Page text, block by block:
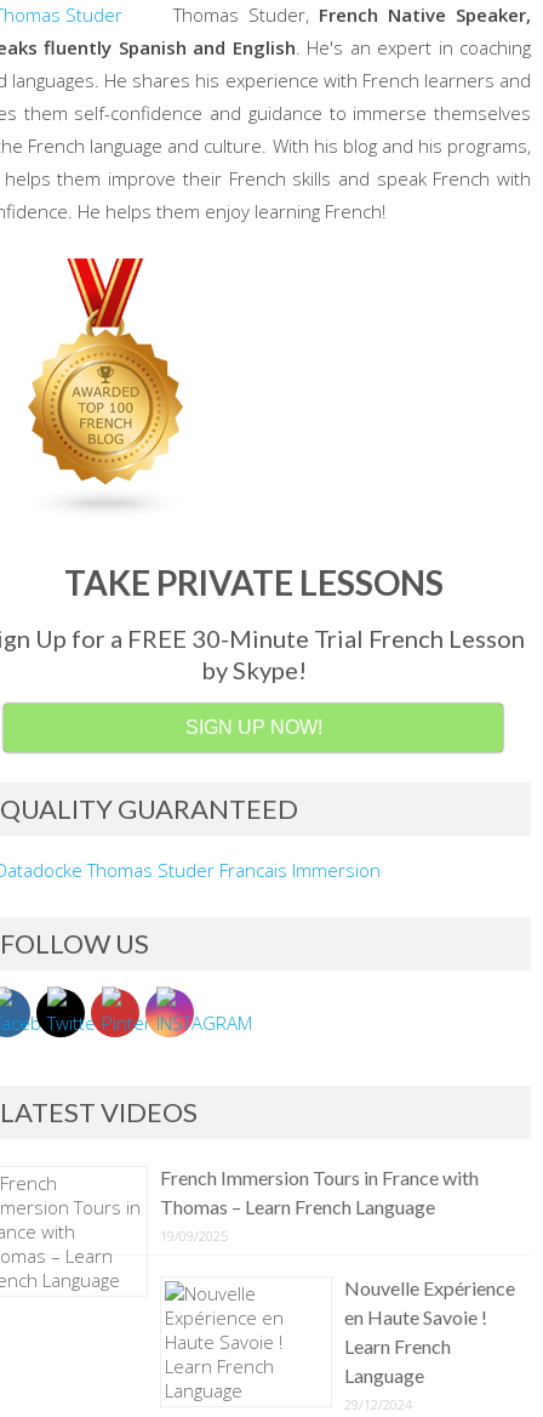
Thomas Studer, French Native Speaker,
fluently Spanish and English . He's an expert in coaching
languages. He shares his experience with French learners and
them self-confidence and guidance to immerse themselves
French language and culture. With his blog and his programs,
them improve their French skills and speak French with
He helps them enjoy learning French!
TAKE PRIVATE LESSONS
Up for a FREE 30-Minute Trial French Lesson
by Skype!
SIGN UP NOW!
QUALITY GUARANTEED
FOLLOW US
LATEST VIDEOS
French Immersion Tours in France with
Thomas – Learn French Language
19/09/2025
Nouvelle Expérience
en Haute Savoie !
Learn French
Language
29/12/2024